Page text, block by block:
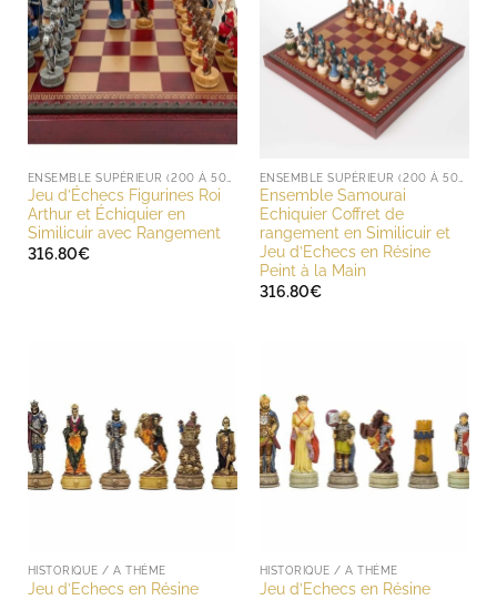
Jeu d’Échecs Figurines Roi
Arthur et Échiquier en
Similicuir avec Rangement
316.80€
Ensemble Samourai
Echiquier Coffret de
rangement en Similicuir et
Jeu d’Echecs en Résine
Peint à la Main
316.80€
HISTORIQUE / A THÈME
Jeu d’Echecs en Résine
HISTORIQUE / A THÈME
Jeu d’Echecs en Résine